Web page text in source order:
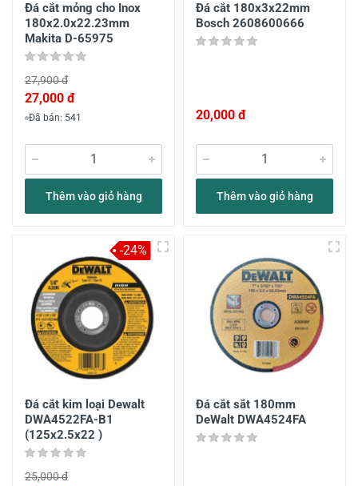
Đá cắt mỏng cho Inox
180x2.0x22.23mm
Makita D-65975
27,900 đ
27,000 đ
Đã bán: 541
Thêm vào giỏ hàng
Đá cắt 180x3x22mm
Bosch 2608600666
20,000 đ
Thêm vào giỏ hàng
Đá cắt kim loại Dewalt
DWA4522FA-B1
(125x2.5x22 )
25,000 đ
-24%
Đá cắt sắt 180mm
DeWalt DWA4524FA